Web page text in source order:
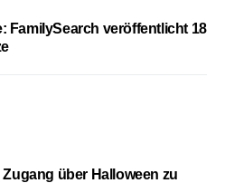
FamilySearch veröffentlicht 18
über Halloween zu